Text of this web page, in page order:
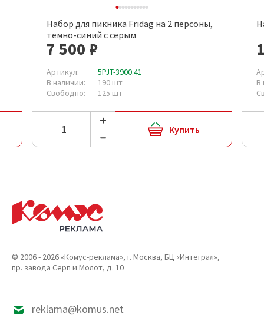
Набор для пикника Fridag на 2 персоны,
темно-синий с серым
7 500 ₽
Артикул:
5PJT-3900.41
В наличии:
190 шт
Свободно:
125 шт
Купить
В
© 2006 - 2026 «Комус-реклама», г. Москва, БЦ «Интеграл»,
пр. завода Серп и Молот, д. 10
reklama@komus.net